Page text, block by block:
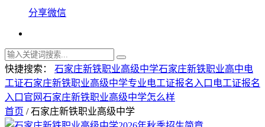
分享微信
快捷搜索： 石家庄新铁职业高级中学石家庄新铁职业高中电
工证石家庄新铁职业高级中学专业电工证报名入口 电工证报名
入口官网石家庄新铁职业高级中学怎么样
首页 / 石家庄新铁职业高级中学